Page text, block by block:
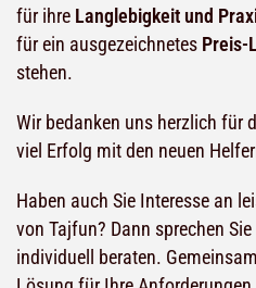
für ihre Langlebigkeit und
für ein ausgezeichnetes Preis-
stehen.
Wir bedanken uns herzlich für
viel Erfolg mit den neuen
Haben auch Sie Interesse an
von Tajfun? Dann sprechen
individuell beraten.